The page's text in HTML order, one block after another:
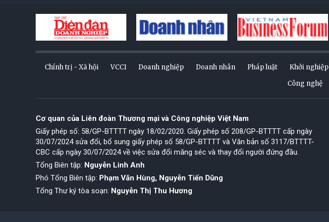
Chính trị - Xã hội VCCI Doanh nghiệp Doanh nhân Pháp luật Khởi nghiệp
Công nghệ
Cơ quan của Liên đoàn Thương mại và Công nghiệp Việt Nam
Giấy phép số: 58/GP-BTTTT ngày 18/02/2020. Giấy phép số 208/GP-BTTTT cấp ngày
30/07/2024 sửa đổi, bổ sung giấy phép số 58/GP-BTTTT và Văn bản số 3117/BTTTT-
CBC cấp ngày 30/07/2024 về việc sửa đổi măng séc và thay đổi người đứng đầu.
Tổng Biên tập: Nguyễn Linh Anh
Phó Tổng Biên tập: Phạm Văn Hùng, Nguyễn Tiến Dũng
Tổng Thư ký tòa soạn: Nguyễn Thị Thu Hương